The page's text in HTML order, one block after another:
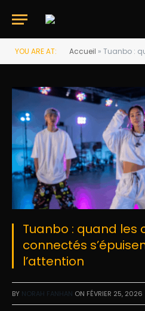
YOU ARE AT: Accueil » Tuanbo : quand
Tuanbo : quand les
connectés
l’attention
BY NORAH FANHAN ON FÉVRIER 25, 2026